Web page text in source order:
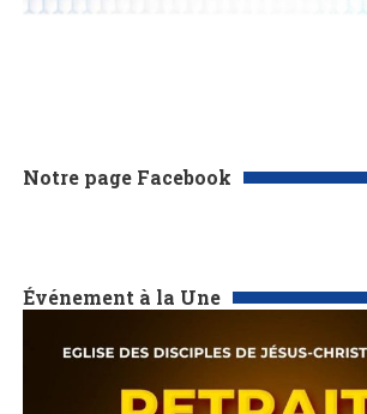
Notre page Facebook
Événement à la Une